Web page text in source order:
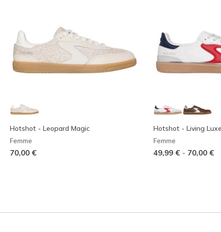
Hotshot - Leopard Magic
Femme
70,00 €
Hotshot - Living
Femme
49,99 € - 70,00 €